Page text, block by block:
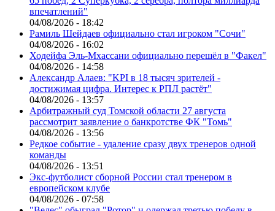
впечатлений"
04/08/2026 - 18:42
Рамиль Шейдаев официально стал игроком "Сочи"
04/08/2026 - 16:02
Ходейфа Эль-Мхассани официально перешёл в "Факел"
04/08/2026 - 14:58
Александр Алаев: "KPI в 18 тысяч зрителей -
достижимая цифра. Интерес к РПЛ растёт"
04/08/2026 - 13:57
Арбитражный суд Томской области 27 августа
рассмотрит заявление о банкротстве ФК "Томь"
04/08/2026 - 13:56
Редкое событие - удаление сразу двух тренеров одной
команды
04/08/2026 - 13:51
Экс-футболист сборной России стал тренером в
европейском клубе
04/08/2026 - 07:58